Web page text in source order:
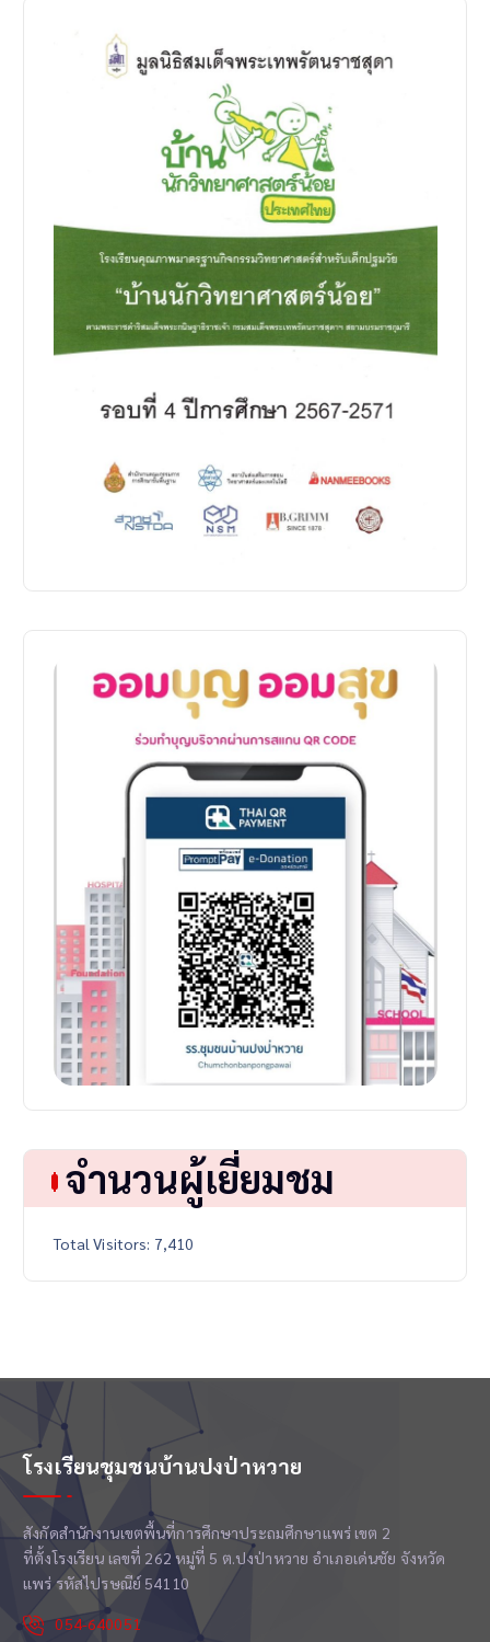
จำนวนผู้เยี่ยมชม
Total Visitors: 7,410
โรงเรียนชุมชนบ้านปงป่าหวาย
สังกัดสำนักงานเขตพื้นที่การศึกษาประถมศึกษาแพร่ เขต 2
ที่ตั้งโรงเรียน เลขที่ 262 หมู่ที่ 5 ต.ปงป่าหวาย อำเภอเด่นชัย จังหวัด
แพร่ รหัสไปรษณีย์ 54110
054-640051